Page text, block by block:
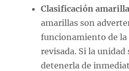
Clasificación amarilla
amarillas son
funcionamiento de la
revisada. Si la
detenerla de